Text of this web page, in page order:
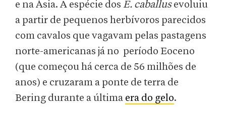
e na Ásia. A espécie dos E. caballusevoluiu
a partir de pequenos herbívoros parecidos
com cavalos que vagavam pelas pastagens
norte-americanas já no período Eoceno
(que começou há cerca de 56 milhões de
anos) e cruzaram a ponte de terra de
Bering durante a última era do gelo.